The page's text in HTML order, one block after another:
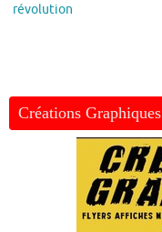
révolution
Créations Graphiques